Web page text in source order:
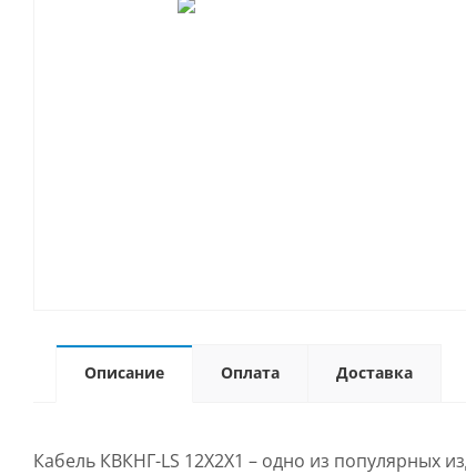
Описание Оплата Доставка
Кабель КВКНГ-LS 12Х2Х1 – одно из популярных